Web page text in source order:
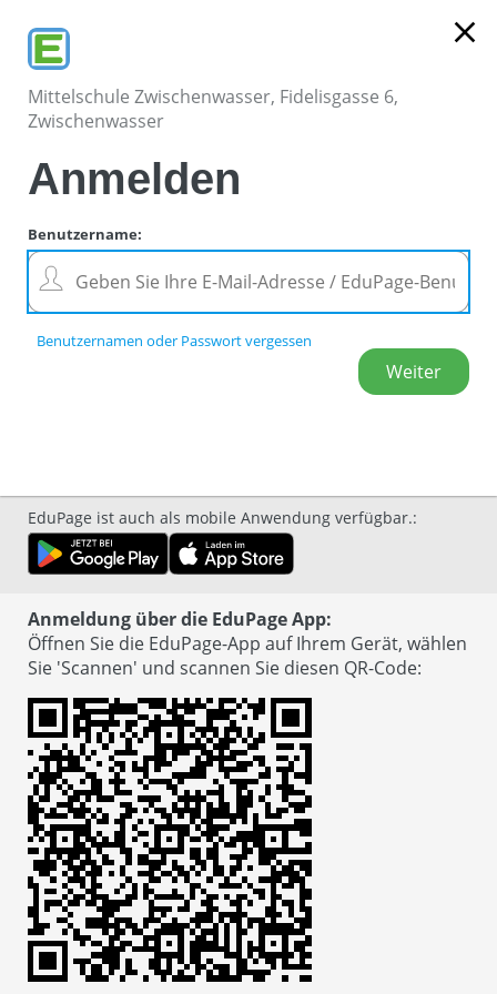
Mittelschule Zwischenwasser, Fidelisgasse 6,
Zwischenwasser
close
Anmelden
Benutzername:
Benutzernamen oder Passwort vergessen
EduPage ist auch als mobile Anwendung verfügbar.:
Anmeldung über die EduPage App:
Öffnen Sie die EduPage-App auf Ihrem Gerät, wählen
Sie 'Scannen' und scannen Sie diesen QR-Code: